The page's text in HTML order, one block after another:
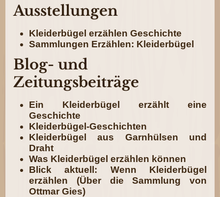
Ausstellungen
Kleiderbügel erzählen Geschichte
Sammlungen Erzählen: Kleiderbügel
Blog- und
Zeitungsbeiträge
Ein Kleiderbügel erzählt eine
Geschichte
Kleiderbügel-Geschichten
Kleiderbügel aus Garnhülsen und
Draht
Was Kleiderbügel erzählen können
Blick aktuell: Wenn Kleiderbügel
erzählen (Über die Sammlung von
Ottmar Gies)